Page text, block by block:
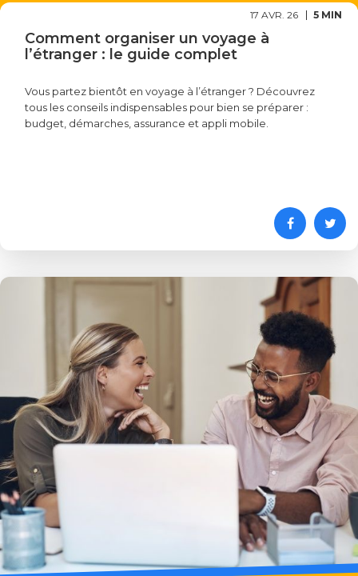
17 AVR. 26 5 MIN
Comment organiser un voyage à
l’étranger : le guide complet
Vous partez bientôt en voyage à l’étranger ? Découvrez
tous les conseils indispensables pour bien se préparer :
budget, démarches, assurance et appli mobile.